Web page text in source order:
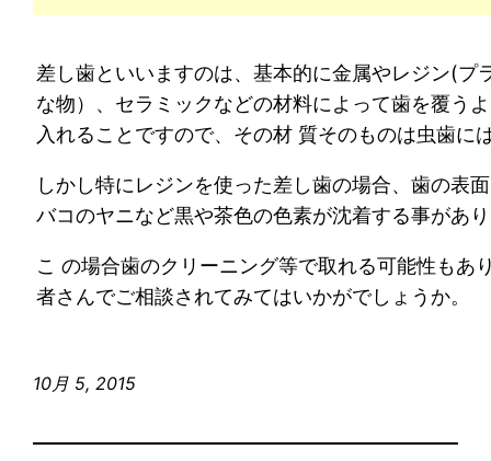
差し歯といいますのは、基本的に金属やレジン(プ
な物）、セラミックなどの材料によって歯を覆う
入れることですので、その材 質そのものは虫歯に
しかし特にレジンを使った差し歯の場合、歯の表
バコのヤニなど黒や茶色の色素が沈着する事があ
こ の場合歯のクリーニング等で取れる可能性もあ
者さんでご相談されてみてはいかがでしょうか。
10月 5, 2015